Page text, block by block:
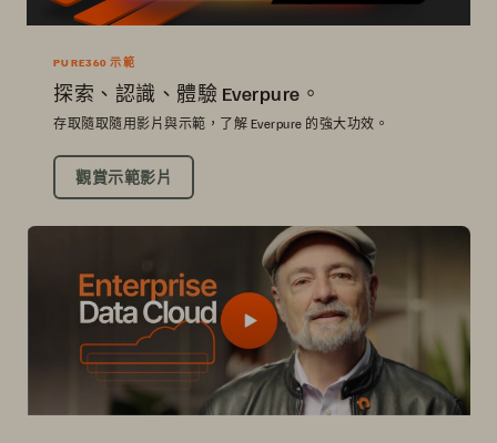
PURE360 示範
探索、認識、體驗 Everpure。
存取隨取隨用影片與示範，了解 Everpure 的強大功效。
觀賞示範影片